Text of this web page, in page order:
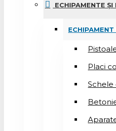
ECHIPAMENTE ȘI
Placi
Schele